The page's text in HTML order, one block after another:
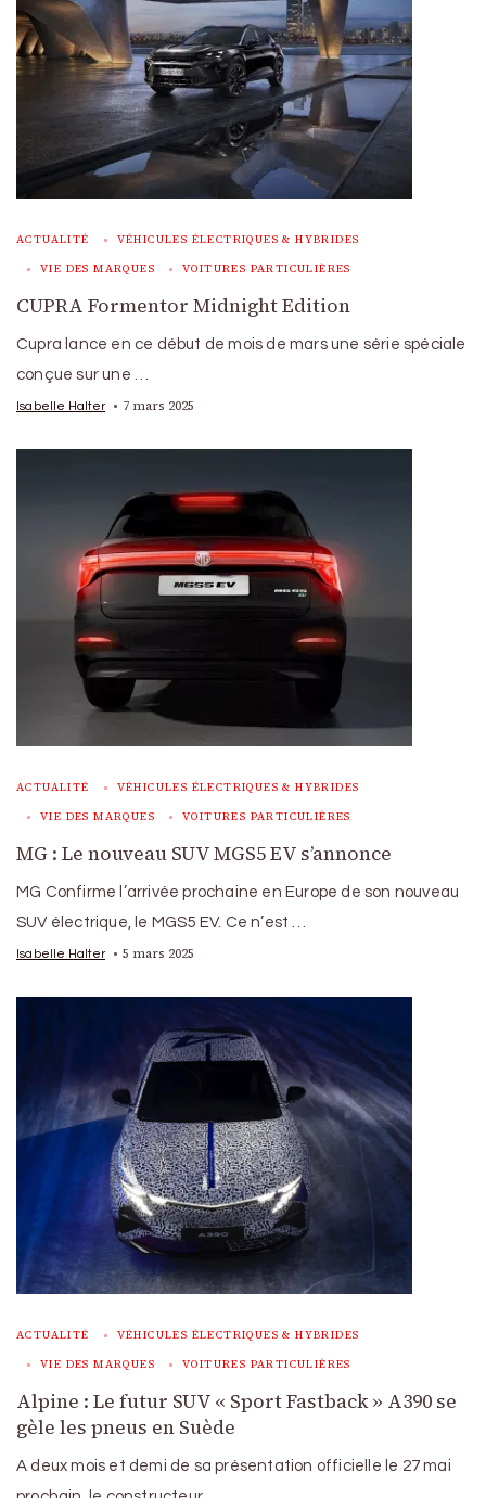
ACTUALITÉ VÉHICULES ÉLECTRIQUES & HYBRIDES
VIE DES MARQUES VOITURES PARTICULIÈRES
CUPRA Formentor Midnight Edition
Cupra lance en ce début de mois de mars une série spéciale
conçue sur une …
Isabelle Halter 7 mars 2025
ACTUALITÉ VÉHICULES ÉLECTRIQUES & HYBRIDES
VIE DES MARQUES VOITURES PARTICULIÈRES
MG : Le nouveau SUV MGS5 EV s’annonce
MG Confirme l’arrivée prochaine en Europe de son nouveau
SUV électrique, le MGS5 EV. Ce n’est …
Isabelle Halter 5 mars 2025
ACTUALITÉ VÉHICULES ÉLECTRIQUES & HYBRIDES
VIE DES MARQUES VOITURES PARTICULIÈRES
Alpine : Le futur SUV « Sport Fastback » A390 se
gèle les pneus en Suède
A deux mois et demi de sa présentation officielle le 27 mai